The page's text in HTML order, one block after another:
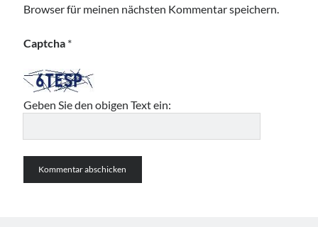
Browser für meinen nächsten Kommentar speichern.
Captcha *
Geben Sie den obigen Text ein: